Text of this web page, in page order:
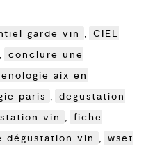
garde vin , CIEL
, conclure une
aix en
paris , degustation
vin , fiche
dégustation vin , wset